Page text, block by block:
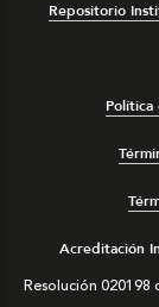
Repositorio
Acreditación
Resolución